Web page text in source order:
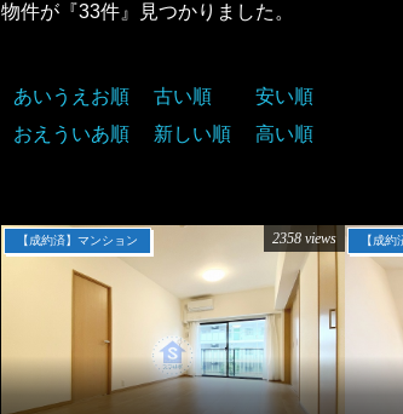
物件が『33件』見つかりました。
あいうえお順
おえういあ順
古い順
新しい順
安い順
高い順
【成約済】マンション 2358 views 【成